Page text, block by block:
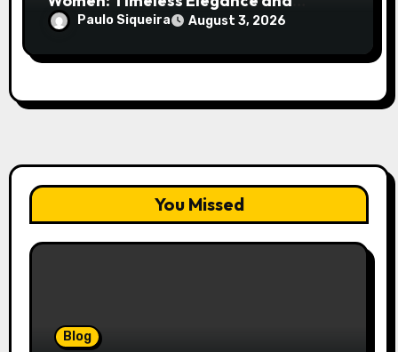
Modern Trends
Paulo Siqueira August 3, 2026
You Missed
Blog